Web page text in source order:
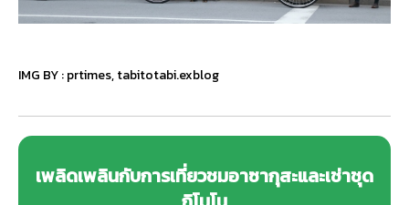
IMG BY :prtimes,tabitotabi.exblog
เพลิดเพลินกับการเที่ยวชมอาซากุสะและเช่าชุด